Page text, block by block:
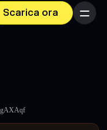
Scarica ora Menu